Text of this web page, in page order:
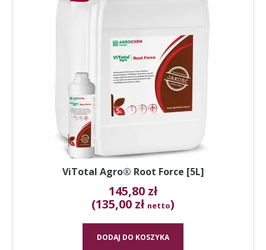
ViTotal Agro® Root Force [5L]
145,80 zł
(135,00 zł netto)
DODAJ DO KOSZYKA